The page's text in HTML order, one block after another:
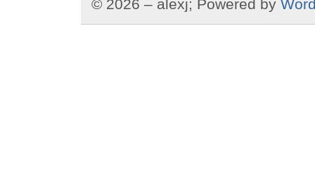
© 2026 – alexj; Powered by